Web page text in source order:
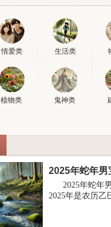
情爱类 生活类
植物类 鬼神类
2025年蛇年男
2025年蛇年
2025年是农历乙